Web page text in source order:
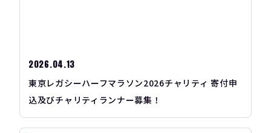
2026.04.13
東京レガシーハーフマラソン2026チャリティ 寄付申
込及びチャリティランナー募集！